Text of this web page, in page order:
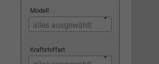
Modell
alles ausgewählt
Kraftstoffart